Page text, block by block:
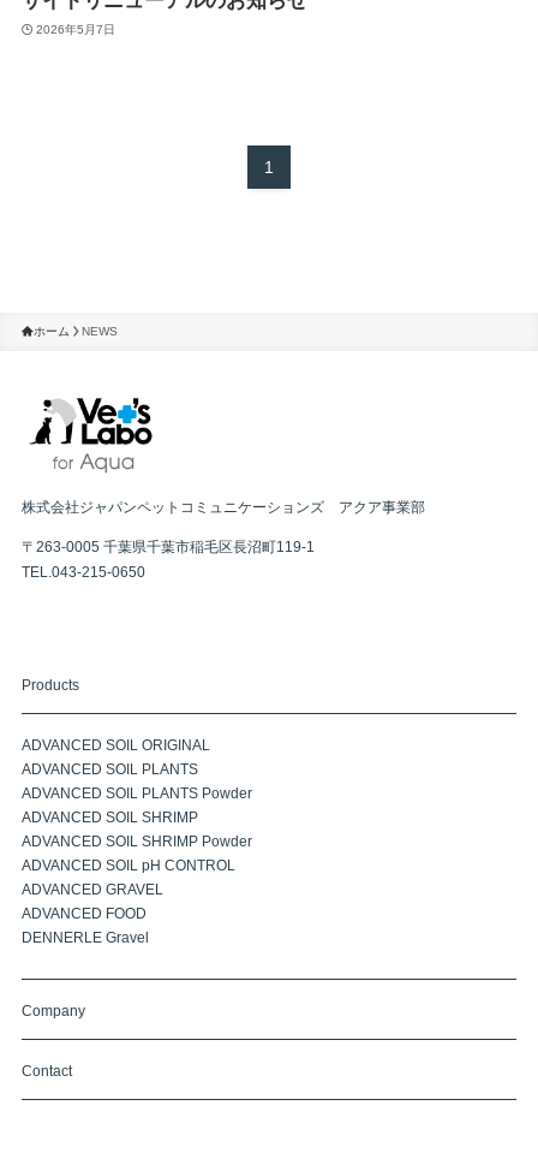
2026年5月7日
1
ホーム NEWS
株式会社ジャパンペットコミュニケーションズ アクア事業部
〒263-0005 千葉県千葉市稲毛区長沼町119-1
TEL.043-215-0650
Products
ADVANCED SOIL ORIGINAL
ADVANCED SOIL PLANTS
ADVANCED SOIL PLANTS Powder
ADVANCED SOIL SHRIMP
ADVANCED SOIL SHRIMP Powder
ADVANCED SOIL pH CONTROL
ADVANCED GRAVEL
ADVANCED FOOD
DENNERLE Gravel
Company
Contact